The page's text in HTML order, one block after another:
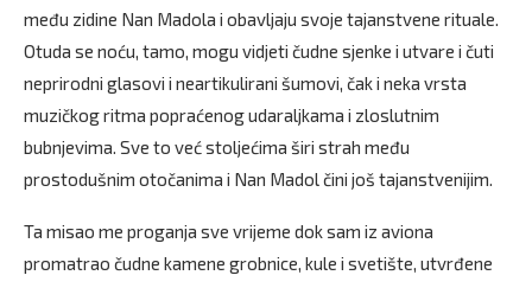
među zidine Nan Madola i obavljaju svoje tajanstvene rituale.
Otuda se noću, tamo, mogu vidjeti čudne sjenke i utvare i čuti
neprirodni glasovi i neartikulirani šumovi, čak i neka vrsta
muzičkog ritma popraćenog udaraljkama i zloslutnim
bubnjevima. Sve to već stoljećima širi strah među
prostodušnim otočanima i Nan Madol čini još tajanstvenijim.
Ta misao me proganja sve vrijeme dok sam iz aviona
promatrao čudne kamene grobnice, kule i svetište, utvrđene